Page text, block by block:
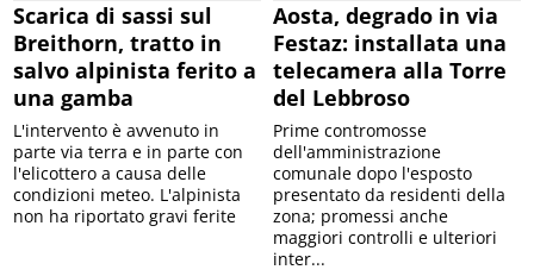
Scarica di sassi sul
Breithorn, tratto in
salvo alpinista ferito a
una gamba
L'intervento è avvenuto in
parte via terra e in parte con
l'elicottero a causa delle
condizioni meteo. L'alpinista
non ha riportato gravi ferite
Aosta, degrado in via
Festaz: installata una
telecamera alla Torre
del Lebbroso
Prime contromosse
dell'amministrazione
comunale dopo l'esposto
presentato da residenti della
zona; promessi anche
maggiori controlli e ulteriori
inter...